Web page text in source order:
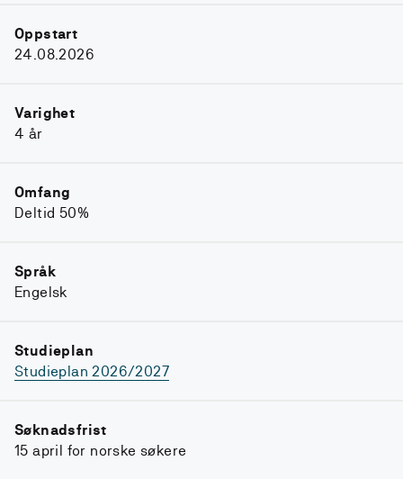
Oppstart
24.08.2026
Varighet
4 år
Omfang
Deltid 50%
Språk
Engelsk
Studieplan
Studieplan 2026/2027
Søknadsfrist
15 april for norske søkere